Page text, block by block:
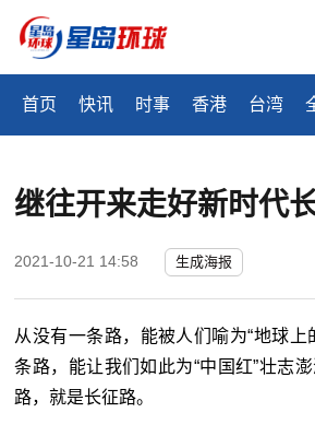
首页 快讯 时事 香港 台湾
继往开来走好新时代
2021-10-21 14:58 生成海报
从没有一条路，能被人们喻为“地球上
条路，能让我们如此为“中国红”壮志
路，就是长征路。